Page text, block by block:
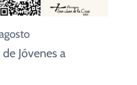
Jóvenes a